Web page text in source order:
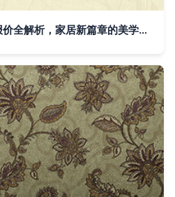
玉兰墙纸精选 粉色壁纸报价全解析，家居新篇章的美学起点